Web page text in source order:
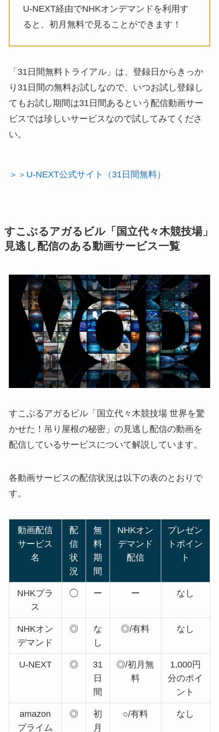
U-NEXT経由でNHKオンデマンドを利用す
ると、初月無料で見ることができます！
「31日間無料トライアル」は、登録日からきっか
り31日間の無料お試しなので、いつお試し登録し
てもお試し期間は31日間あるという配信動画サー
ビスでは珍しいサービスなので試してみてくださ
い。
＞＞U-NEXT公式サイト（31日間無料）
すこぶるアガるビル「国立代々木競技場」
見逃し配信のある動画サービス一覧
すこぶるアガるビル「国立代々木競技場 世界を驚
かせた！吊り屋根の秘密」の見逃し配信の動画を
配信しているサービスについて解説しています。
各動画サービスの配信状況は以下の表のとおりで
す。
動画配信
サービス
名
配
信
状
況
無
料
期
間
NHKオン
デマンド
配信
プレゼン
トポイン
ト
NHKプラ
ス
◯ ー ー なし
NHKオン
デマンド
◎
な
し
◎/有料 なし
U-NEXT ◎
31
日
間
◎/初月無
料
1,000円
分のポイ
ント
amazon
プライム
◎
初
月
○/有料 なし